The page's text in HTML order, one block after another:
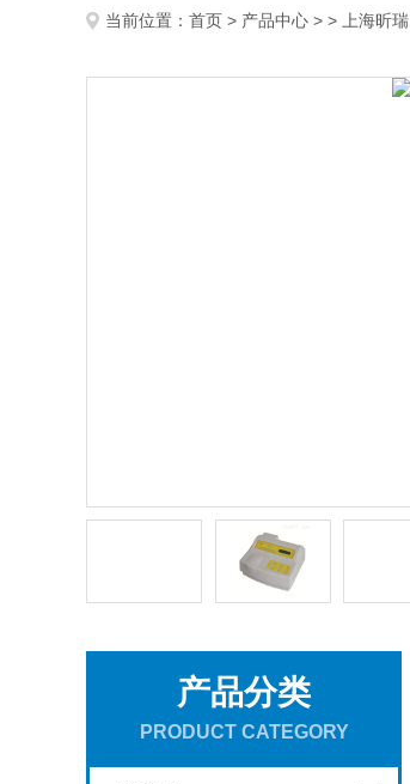
当前位置： 首页 > 产品中心 > > 上海昕瑞
产品分类
PRODUCT CATEGORY